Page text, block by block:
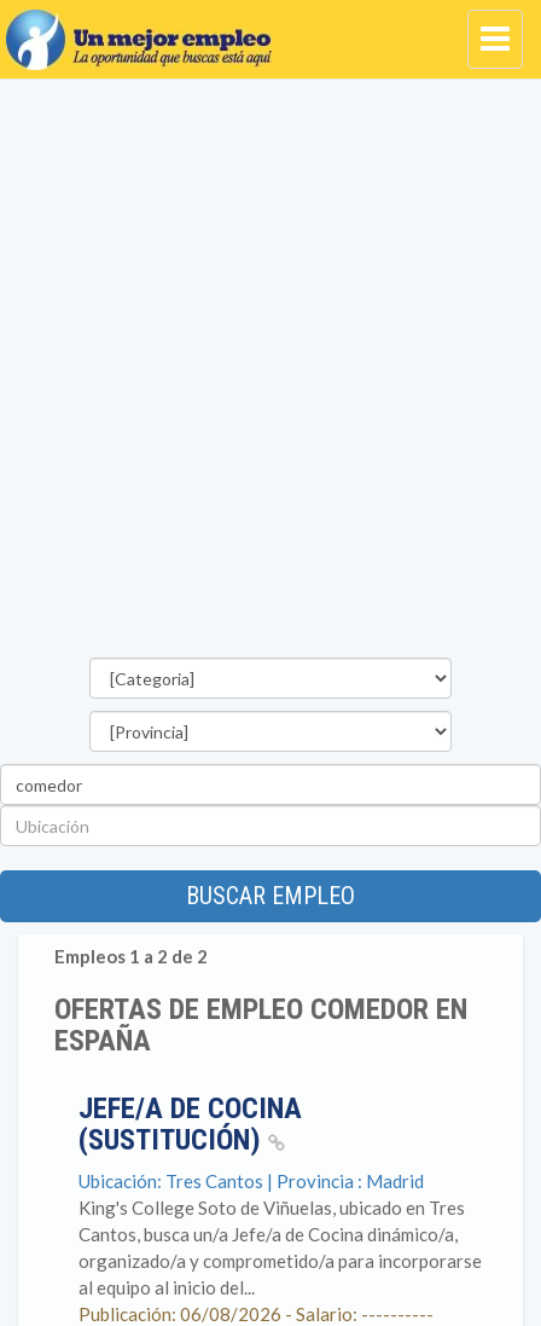
BUSCAR EMPLEO
Empleos 1 a 2 de 2
OFERTAS DE EMPLEO COMEDOR EN
ESPAÑA
JEFE/A DE COCINA
(SUSTITUCIÓN)
Ubicación: Tres Cantos | Provincia : Madrid
King's College Soto de Viñuelas, ubicado en Tres
Cantos, busca un/a Jefe/a de Cocina dinámico/a,
organizado/a y comprometido/a para incorporarse
al equipo al inicio del...
Publicación: 06/08/2026 - Salario: ----------